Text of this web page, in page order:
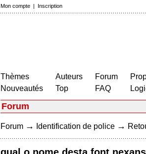
Mon compte | Inscription
Thèmes
Nouveautés
Auteurs
Top
Forum
FAQ
Forum
Forum → Identification de police →